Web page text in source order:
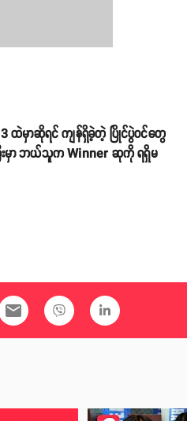
ထဲမှာဆိုရင် ကျန်ရှိခဲ့တဲ့ ပြိုင်ပွဲဝင်တွေ
ကြီးမှာ ဘယ်သူက Winner ဆုကို ရရှိမ
email